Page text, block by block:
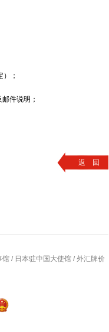
；
件说明；
返 回
馆/ 日本驻中国大使馆/外汇牌价